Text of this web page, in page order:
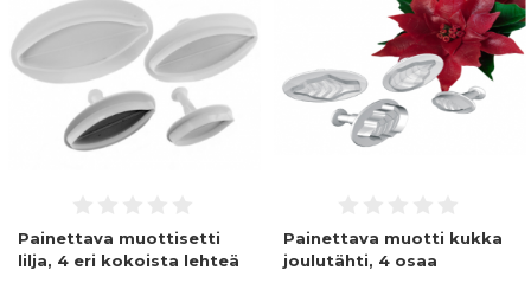
Painettava muottisetti
lilja, 4 eri kokoista lehteä
Painettava muotti kukka
joulutähti, 4 osaa